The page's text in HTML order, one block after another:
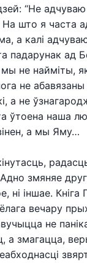
“Не адчуваю
На што я часта
а калі
падарунак ад
не найміты,
не
а не
ўтоена наша
а мы Яму…
змяняе
ні іншае.
вечару
не
а змагацца,